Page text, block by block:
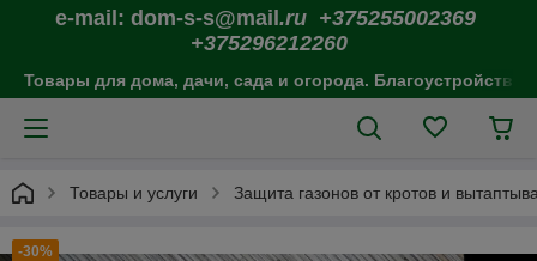
e-mail: dom-s-s@mail .ru +375255002369
+375296212260
Товары для дома, дачи, сада и огорода. Благоустройство
Товары и услуги Защита газонов от кротов и
-30%